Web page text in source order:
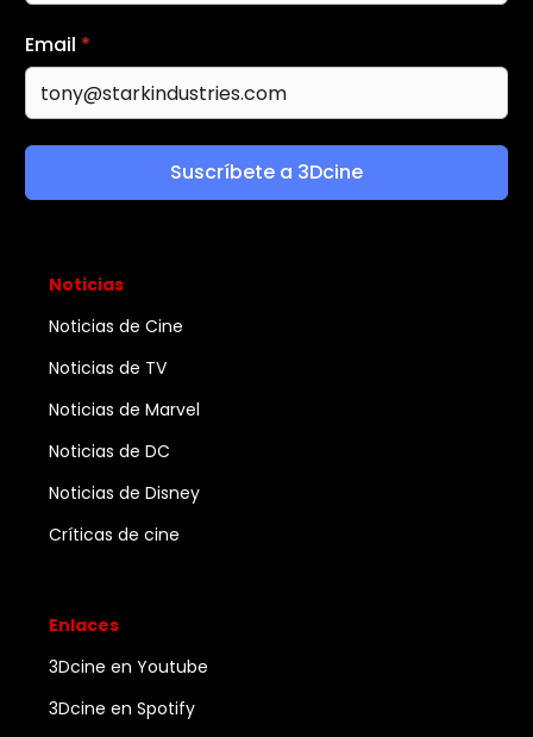
Email *
Suscríbete a 3Dcine
Noticias
Noticias de Cine
Noticias de TV
Noticias de Marvel
Noticias de DC
Noticias de Disney
Críticas de cine
Enlaces
3Dcine en Youtube
3Dcine en Spotify